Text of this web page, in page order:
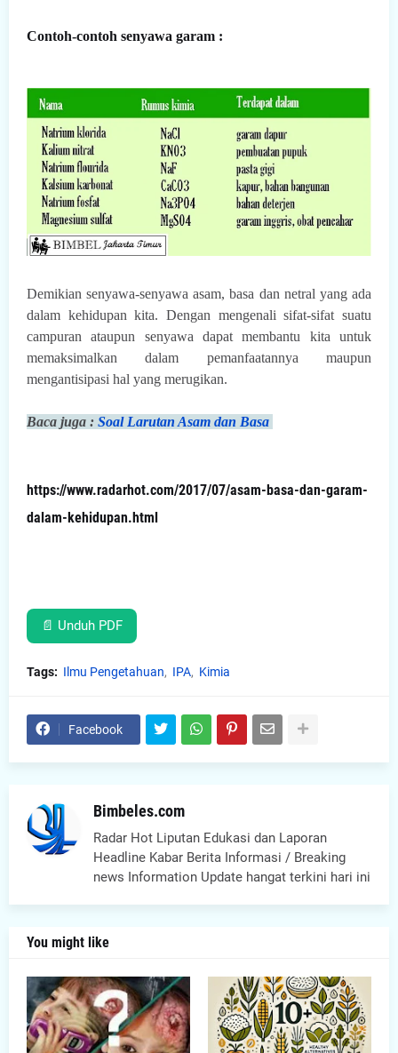
Contoh-contoh senyawa garam :
Demikian senyawa-senyawa asam, basa dan netral yang ada
dalam kehidupan kita. Dengan mengenali sifat-sifat suatu
campuran ataupun senyawa dapat membantu kita untuk
memaksimalkan dalam pemanfaatannya maupun
mengantisipasi hal yang merugikan.
Baca juga : Soal Larutan Asam dan Basa
https://www.radarhot.com/2017/07/asam-basa-dan-garam-
dalam-kehidupan.html
📄 Unduh PDF
Tags: Ilmu Pengetahuan IPA Kimia
Facebook
Bimbeles.com
Radar Hot Liputan Edukasi dan Laporan
Headline Kabar Berita Informasi / Breaking
news Information Update hangat terkini hari ini
You might like